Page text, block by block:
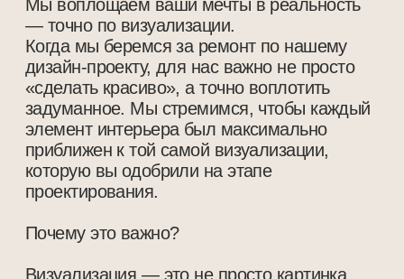
Две детские комнаты оформлены
универсально, без привязки к полу и
возрасту ребенка. В одной из комнат акцент
сделан на монохромную фреску с лесом и
бежевый потолок сложного оттенка,
напоминающего плитку на кухонном
фартуке. Во второй детской сохранена
арочная тематика окна, дополненная
авторскими гипсовыми светильниками,
которые были вручную отделаны и
покрашены дизайнером.
Квартира оборудована двумя
оснащен просторной душевой кабиной,
вместительной раковиной и унитазом,
всех жильцов.